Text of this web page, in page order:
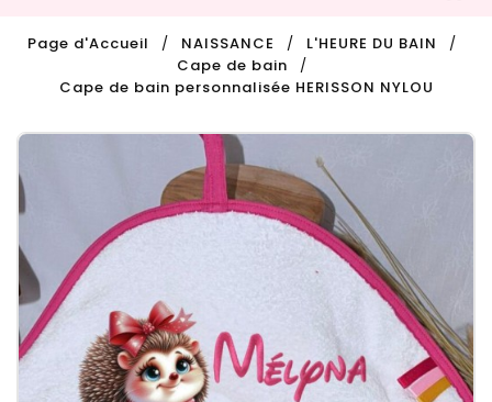
Page d'Accueil NAISSANCE
L'HEURE DU BAIN
Cape de bain
Cape de bain personnalisée HERISSON NYLOU